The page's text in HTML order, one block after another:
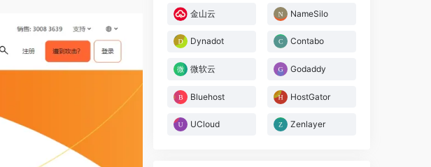
金山云 NameSilo
Dynadot Contabo
微软云 Godaddy
Bluehost HostGator
UCloud Zenlayer